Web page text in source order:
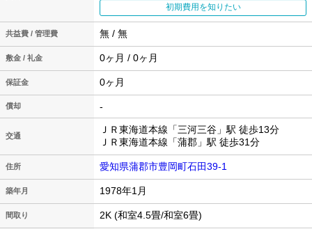
初期費用を知りたい
共益費 / 管理費 無 / 無
敷金 / 礼金 0ヶ月 / 0ヶ月
保証金 0ヶ月
償却 -
交通
ＪＲ東海道本線「三河三谷」駅 徒歩13分
ＪＲ東海道本線「蒲郡」駅 徒歩31分
住所 愛知県蒲郡市豊岡町石田39-1
築年月 1978年1月
間取り 2K (和室4.5畳/和室6畳)